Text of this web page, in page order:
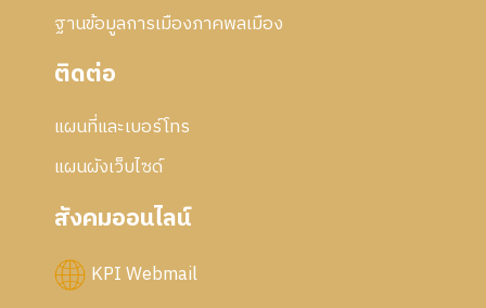
ฐานข้อมูลการเมืองภาคพลเมือง
ติดต่อ
แผนที่และเบอร์โทร
แผนผังเว็บไซด์
สังคมออนไลน์
KPI Webmail